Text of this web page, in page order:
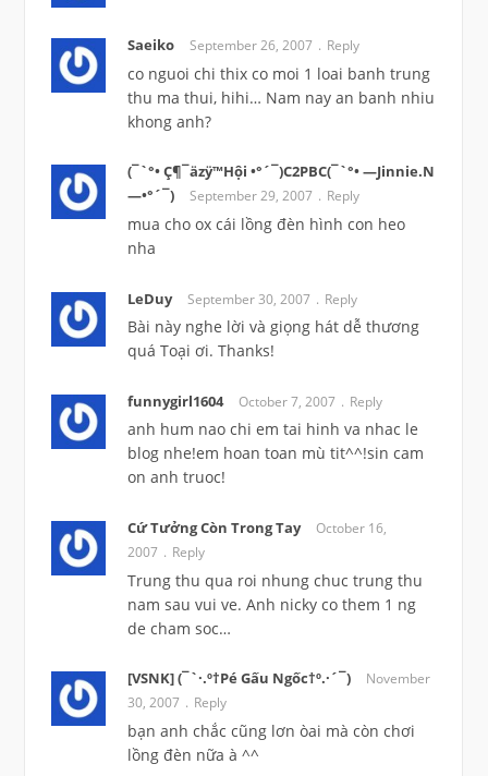
Saeiko September 26, 2007 Reply
co nguoi chi thix co moi 1 loai banh trung
thu ma thui, hihi… Nam nay an banh nhiu
khong anh?
(¯`°• Ç¶¯äzÿ™Hội •°´¯)C2PBC(¯`°• —Jinnie.N
—•°´¯)
September 29, 2007 Reply
mua cho ox cái lồng đèn hình con heo
nha
LeDuy September 30, 2007 Reply
Bài này nghe lời và giọng hát dễ thương
quá Toại ơi. Thanks!
funnygirl1604 October 7, 2007 Reply
anh hum nao chi em tai hinh va nhac le
blog nhe!em hoan toan mù tit^^!sin cam
on anh truoc!
Cứ Tưởng Còn Trong Tay
October 16,
2007
Reply
Trung thu qua roi nhung chuc trung thu
nam sau vui ve. Anh nicky co them 1 ng
de cham soc…
[VSNK] (¯`·.º†Pé Gấu Ngốc†º.·´¯)
November
30, 2007
Reply
bạn anh chắc cũng lơn òai mà còn chơi
lồng đèn nữa à ^^